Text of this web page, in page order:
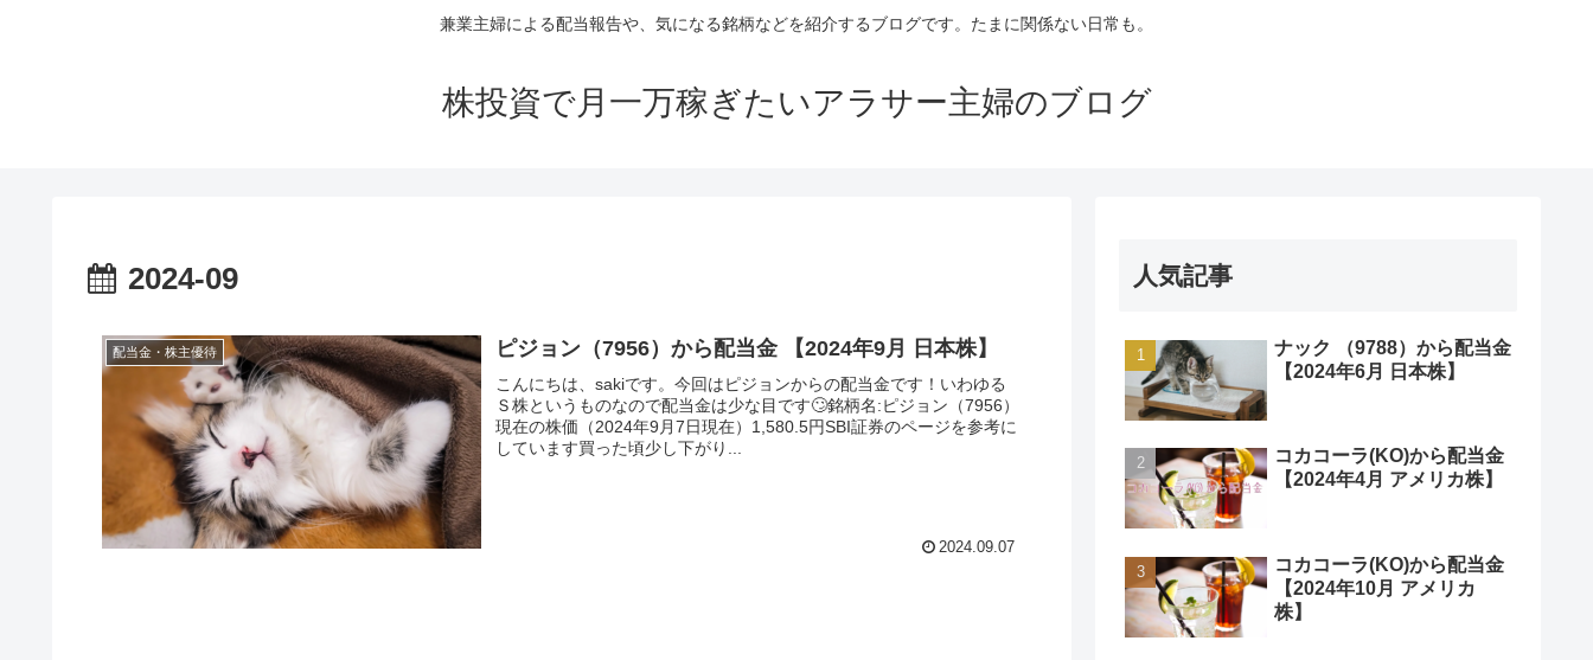
兼業主婦による配当報告や、気になる銘柄などを紹介するブログです。たまに関係ない日常も。
株投資で月一万稼ぎたいアラサー主婦のブログ
2024-09
配当金・株主優待 ピジョン（7956）から配当金 【2024年9月 日本株】
こんにちは、sakiです。今回はピジョンからの配当金です！いわゆる
Ｓ株というものなので配当金は少な目です🙄銘柄名:ピジョン（7956）
現在の株価（2024年9月7日現在）1,580.5円SBI証券のページを参考に
しています買った頃少し下がり...
2024.09.07
人気記事
ナック （9788）から配当金
【2024年6月 日本株】
コカコーラ(KO)から配当金
【2024年4月 アメリカ株】
コカコーラ(KO)から配当金
【2024年10月 アメリカ
株】